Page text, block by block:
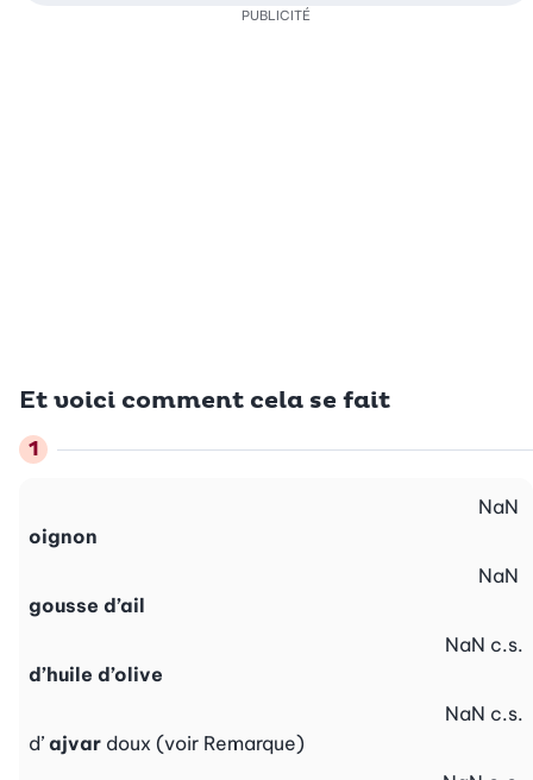
Et voici comment cela se fait
oignon
NaN
gousse d’ail
NaN
d’huile d’olive
NaN c.s.
d’ ajvar doux (voir Remarque)
NaN c.s.
PUBLICITÉ